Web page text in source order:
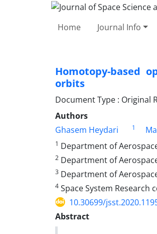
Home Journal Info
Homotopy-based
orbits
Document Type : Original
Authors
Ghasem Heydari
1
1 Department of
2 Department of
3 Department of
4 Space System Research
10.30699/
Abstract